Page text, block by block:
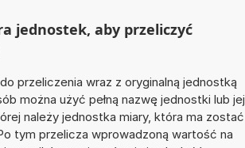
jednostek, aby przeliczyć
przeliczenia wraz z oryginalną jednostką
można użyć pełną nazwę jednostki lub jej
należy jednostka miary, która ma zostać
tym przelicza wprowadzoną wartość na